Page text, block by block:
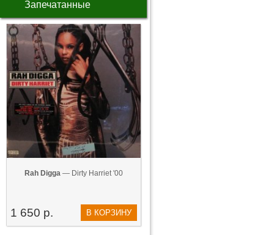
Запечатанные
Rah Digga — Dirty Harriet '00
1 650 р. В КОРЗИНУ